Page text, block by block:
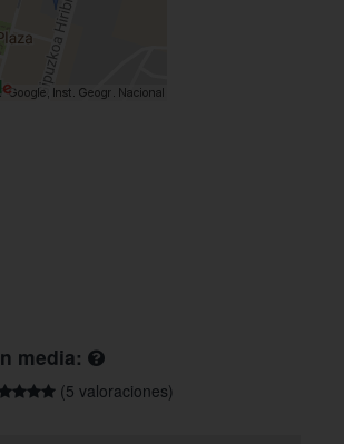
media:
(5 valoraciones)